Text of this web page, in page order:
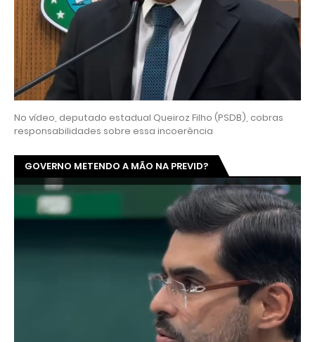
No vídeo, deputado estadual Queiroz Filho (PSDB), cobras
responsabilidades sobre essa incoerência
GOVERNO METENDO A MÃO NA PREVID?